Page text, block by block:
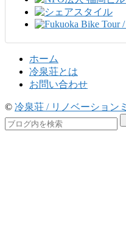
ホーム
冷泉荘とは
お問い合わせ
© 冷泉荘 / リノベーション